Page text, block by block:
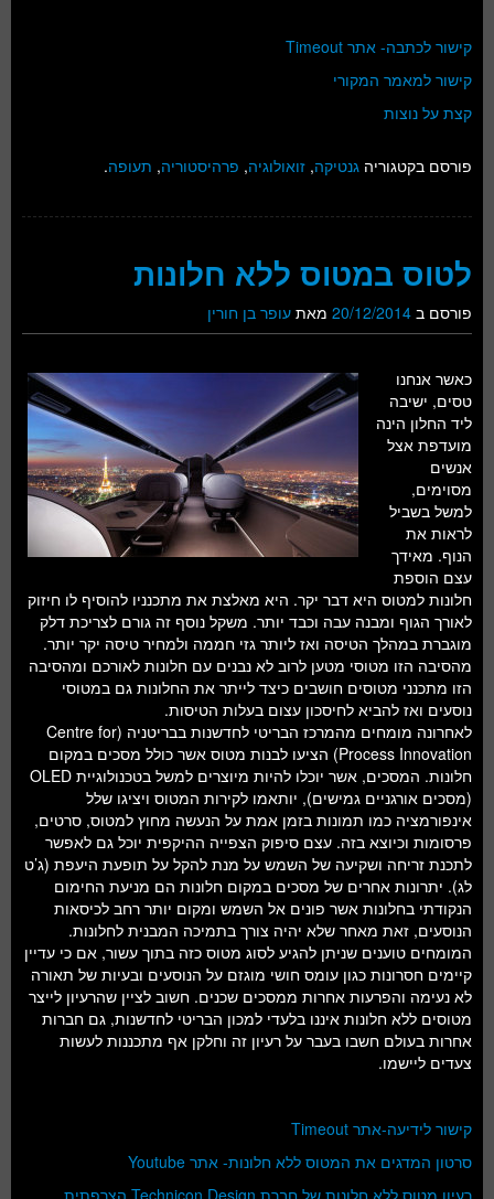
קישור לכתבה- אתר Timeout
קישור למאמר המקורי
קצת על נוצות
פורסם בקטגוריה גנטיקה, זואולוגיה, פרהיסטוריה, תעופה.
לטוס במטוס ללא חלונות
פורסם ב 20/12/2014 מאת עופר בן חורין
כאשר אנחנו
טסים, ישיבה
ליד החלון הינה
מועדפת אצל
אנשים
מסוימים,
למשל בשביל
לראות את
הנוף. מאידך
עצם הוספת
חלונות למטוס היא דבר יקר. היא מאלצת את מתכנניו להוסיף לו חיזוק
לאורך הגוף ומבנה עבה וכבד יותר. משקל נוסף זה גורם לצריכת דלק
מוגברת במהלך הטיסה ואז ליותר גזי חממה ולמחיר טיסה יקר יותר.
מהסיבה הזו מטוסי מטען לרוב לא נבנים עם חלונות לאורכם ומהסיבה
הזו מתכנני מטוסים חושבים כיצד לייתר את החלונות גם במטוסי
נוסעים ואז להביא לחיסכון עצום בעלות הטיסות.
לאחרונה מומחים מהמרכז הבריטי לחדשנות בבריטניה (Centre for
Process Innovation) הציעו לבנות מטוס אשר כולל מסכים במקום
חלונות. המסכים, אשר יוכלו להיות מיוצרים למשל בטכנולוגיית OLED
(מסכים אורגניים גמישים), יותאמו לקירות המטוס ויציגו שלל
אינפורמציה כמו תמונות בזמן אמת על הנעשה מחוץ למטוס, סרטים,
פרסומות וכיוצא בזה. עצם סיפוק הצפייה ההיקפית יוכל גם לאפשר
לתכנת זריחה ושקיעה של השמש על מנת להקל על תופעת היעפת (ג’ט
לג). יתרונות אחרים של מסכים במקום חלונות הם מניעת החימום
הנקודתי בחלונות אשר פונים אל השמש ומקום יותר רחב לכיסאות
הנוסעים, זאת מאחר שלא יהיה צורך בתמיכה המבנית לחלונות.
המומחים טוענים שניתן להגיע לסוג מטוס כזה בתוך עשור, אם כי עדיין
קיימים חסרונות כגון עומס חושי מוגזם על הנוסעים ובעיות של תאורה
לא נעימה והפרעות אחרות ממסכים שכנים. חשוב לציין שהרעיון לייצר
מטוסים ללא חלונות איננו בלעדי למכון הבריטי לחדשנות, גם חברות
אחרות בעולם חשבו בעבר על רעיון זה וחלקן אף מתכננות לעשות
צעדים ליישמו.
קישור לידיעה-אתר Timeout
סרטון המדגים את המטוס ללא חלונות- אתר Youtube
רעיון מטוס ללא חלונות של חברת Technicon Design הצרפתית